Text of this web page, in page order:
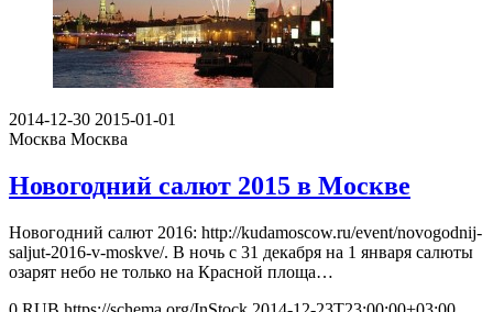
2014-12-30 2015-01-01
Москва Москва
Новогодний салют 2015 в Москве
Новогодний салют 2016: http://kudamoscow.ru/event/novogodnij-
saljut-2016-v-moskve/. В ночь с 31 декабря на 1 января салюты
озарят небо не только на Красной площа…